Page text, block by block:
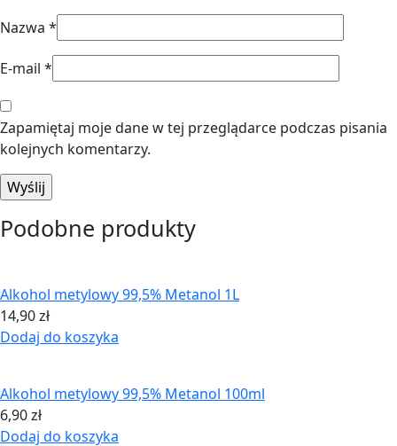
Nazwa *
E-mail *
Zapamiętaj moje dane w tej przeglądarce podczas pisania
kolejnych komentarzy.
Podobne produkty
Alkohol metylowy 99,5% Metanol 1L
14,90zł
Dodaj do koszyka
Alkohol metylowy 99,5% Metanol 100ml
6,90zł
Dodaj do koszyka